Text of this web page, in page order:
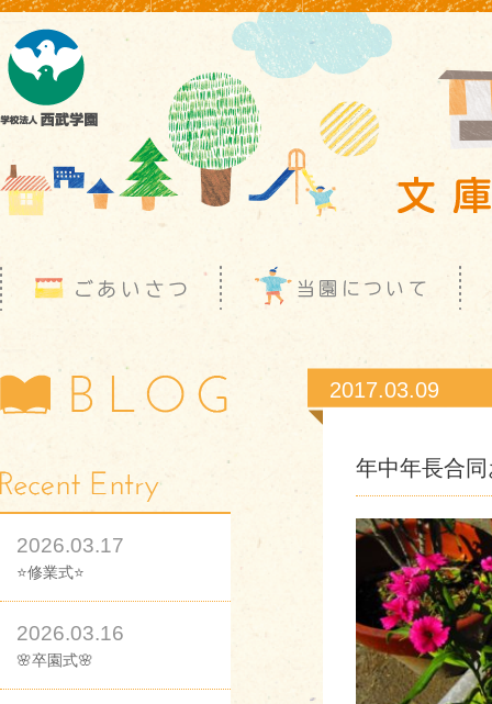
2026.03.17
⭐修業式⭐
2026.03.16
🌸卒園式🌸
2017.03.09
年中年長合